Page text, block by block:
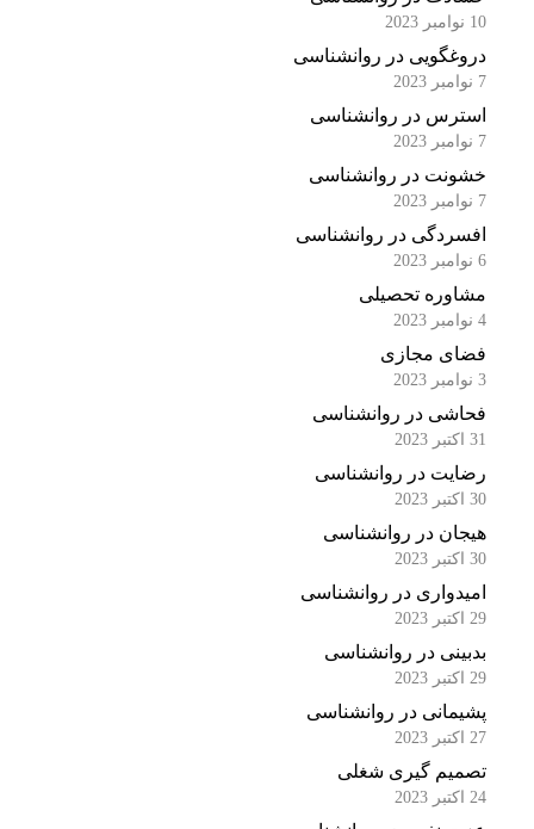
دروغگویی در روانشناسی
استرس در روانشناسی
خشونت در روانشناسی
افسردگی در روانشناسی
مشاوره تحصیلی
فضای مجازی
فحاشی در روانشناسی
رضایت در روانشناسی
هیجان در روانشناسی
امیدواری در روانشناسی
بدبینی در روانشناسی
پشیمانی در روانشناسی
تصمیم گیری شغلی